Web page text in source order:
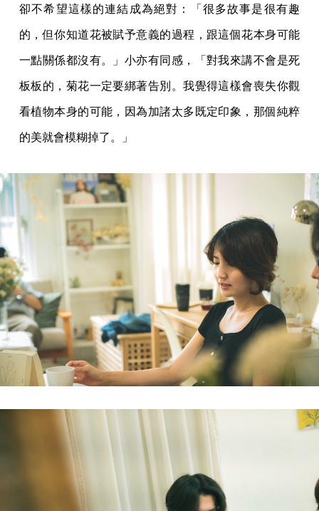
卻不希望這樣的連結成為絕對：「很多故事是很有趣
的，但你知道花被賦予意義的過程，跟這個花本身可能
一點關係都沒有。」小亦有同感，「對我來講不會是死
板板的，菊花一定要綁著告別。我覺得這樣會喪失你觀
看植物本身的可能，因為加諸太多既定印象，那個純粹
的美就會模糊掉了。」